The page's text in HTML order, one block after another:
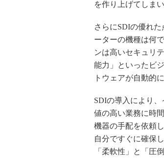
を作り上げてしまい
さらにSDIの優れ
ーターの機種は何
ンは高いセキュリ
能力」といったビ
トウェアが自動的
SDIの導入により
値の高い業務に時
機器の手配を依頼
自分ですぐに確保
「柔軟性」と「圧